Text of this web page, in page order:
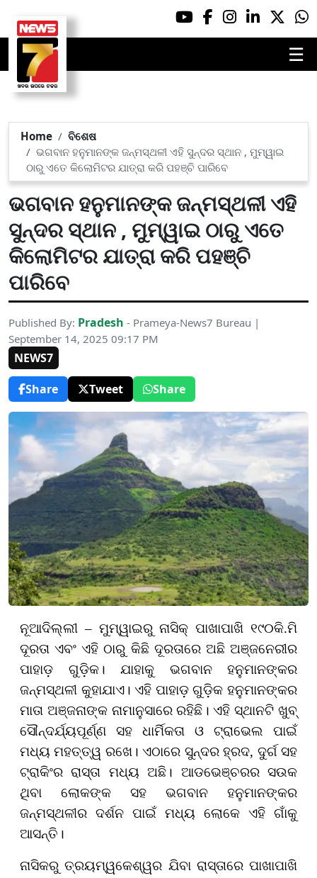
☰
Home
ବିଶେଷ
ଭଗବାନ ହନୁମାନଙ୍କ ଜନ୍ମସ୍ଥଳୀ ଏହି ସୁନ୍ଦର ସ୍ଥାନ , ମୁମ୍ୱାଇ
ଠାରୁ ଏତେ କିଲୋମିଟର ଯାତ୍ରା କରି ପହଞ୍ଚି ପାରିବେ
ଭଗବାନ ହନୁମାନଙ୍କ ଜନ୍ମସ୍ଥଳୀ ଏହି
ସୁନ୍ଦର ସ୍ଥାନ , ମୁମ୍ୱାଇ ଠାରୁ ଏତେ
କିଲୋମିଟର ଯାତ୍ରା କରି ପହଞ୍ଚି
ପାରିବେ
Published By: Pradesh - Prameya-News7 Bureau |
September 14, 2025 09:17 PM
NEWS7
Share
Tweet Share
ନୂଆଦିଲ୍ଲୀ – ମୁମ୍ୱାଇରୁ ନାସିକ୍‌ ପାଖାପାଖି ୧୯୦କି.ମି
ଦୂରତା ଏବଂ ଏହି ଠାରୁ କିଛି ଦୂରତାରେ ଅଛି ଅଞ୍ଜନେରୀର
ପାହାଡ଼ ଗୁଡ଼ିକ। ଯାହାକୁ ଭଗବାନ ହନୁମାନଙ୍କର
ଜନ୍ମସ୍ଥଳୀ କୁହାଯାଏ। ଏହି ପାହାଡ଼ ଗୁଡ଼ିକ ହନୁମାନଙ୍କର
ମାତା ଅଞ୍ଜନାଙ୍କ ନାମାନୁସାରେ ରହିଛି। ଏହି ସ୍ଥାନଟି ଖୁବ୍‌
ସୌନ୍ଦର୍ଯ୍ୟପୂର୍ଣ୍ଣ ସହ ଧାର୍ମିକତା ଓ ଟ୍ରାଭେଲ ପାଇଁ
ମଧ୍ୟ ମହତ୍ତ୍ୱ ରଖେ। ଏଠାରେ ସୁନ୍ଦର ହ୍ରଦ, ଦୁର୍ଗ ସହ
ଟ୍ରାକିଂର ରାସ୍ତା ମଧ୍ୟ ଅଛି। ଆଡଭେଞ୍ଚରର ସଉକ
ଥିବା ଲୋକଙ୍କ ସହ ଭଗବାନ ହନୁମାନଙ୍କର
ଜନ୍ମସ୍ଥଳୀର ଦର୍ଶନ ପାଇଁ ମଧ୍ୟ ଲୋକେ ଏହି ଗାଁକୁ
ଆସନ୍ତି।
ନାସିକରୁ ତ୍ରୟମ୍ୱକେଶ୍ୱର ଯିବା ରାସ୍ତାରେ ପାଖାପାଖି